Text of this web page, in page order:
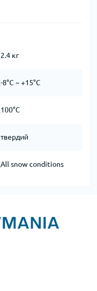
2.4 кг
-8°C ~ +15°C
100°C
твердий
All snow conditions